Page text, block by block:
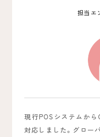
担当エ
現行POSシステムか
対応しました。グロー